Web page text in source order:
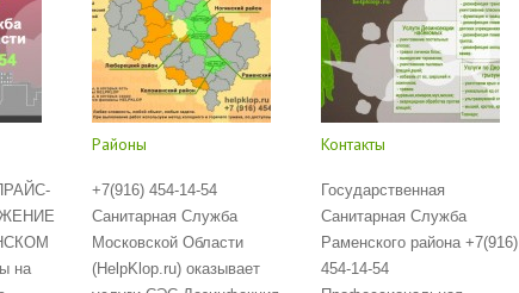
на
Районы
+7(916) 454-14-54
Санитарная Служба
Московской Области
(HelpKlop.ru) оказывает
Контакты
Государственная
Санитарная Служба
Раменского района +7(916)
454-14-54